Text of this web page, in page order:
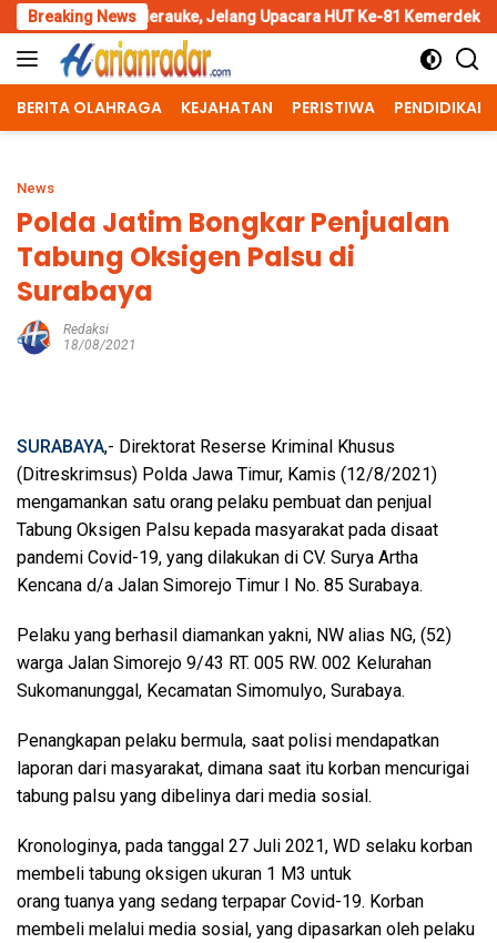
Skip
to
content
Breaking News
Jelang Upacara HUT Ke-81 Kemerdekaan RI
BERITA OLAHRAGA KEJAHATAN PERISTIWA PENDIDIKAN
News
Polda Jatim Bongkar Penjualan
Tabung Oksigen Palsu di
Surabaya
Redaksi
18/08/2021
SURABAYA,- Direktorat Reserse Kriminal Khusus
(Ditreskrimsus) Polda Jawa Timur, Kamis (12/8/2021)
mengamankan satu orang pelaku pembuat dan penjual
Tabung Oksigen Palsu kepada masyarakat pada disaat
pandemi Covid-19, yang dilakukan di CV. Surya Artha
Kencana d/a Jalan Simorejo Timur I No. 85 Surabaya.
Pelaku yang berhasil diamankan yakni, NW alias NG, (52)
warga Jalan Simorejo 9/43 RT. 005 RW. 002 Kelurahan
Sukomanunggal, Kecamatan Simomulyo, Surabaya.
Penangkapan pelaku bermula, saat polisi mendapatkan
laporan dari masyarakat, dimana saat itu korban mencurigai
tabung palsu yang dibelinya dari media sosial.
Kronologinya, pada tanggal 27 Juli 2021, WD selaku korban
membeli tabung oksigen ukuran 1 M3 untuk
orang tuanya yang sedang terpapar Covid-19. Korban
membeli melalui media sosial, yang dipasarkan oleh pelaku